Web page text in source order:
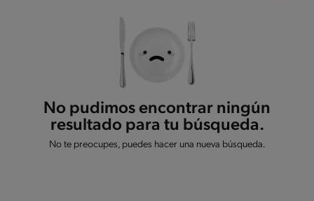
No pudimos encontrar ningún
resultado para tu búsqueda.
No te preocupes, puedes hacer una nueva búsqueda.